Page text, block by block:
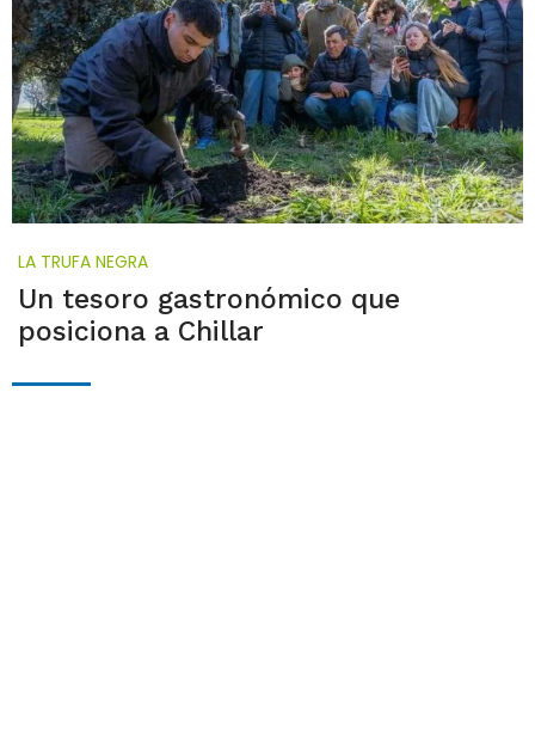
LA TRUFA NEGRA
Un tesoro gastronómico que
posiciona a Chillar